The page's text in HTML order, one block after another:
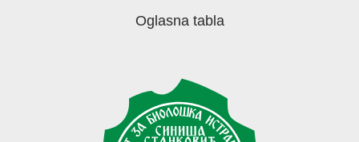
Oglasna tabla